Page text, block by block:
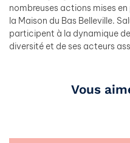
nombreuses actions mises
la Maison du Bas Belleville.
participent à la dynamique
diversité et de ses acteurs
Vous